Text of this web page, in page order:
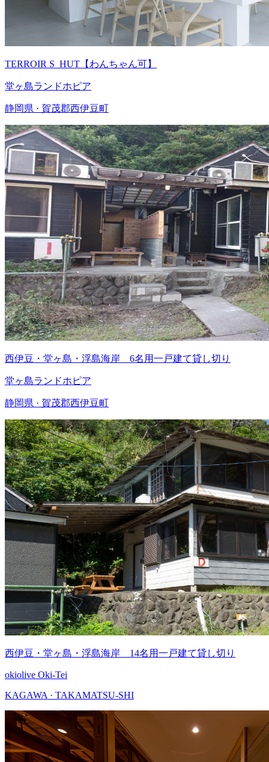
TERROIR S_HUT【わんちゃん可】
堂ヶ島ランドホピア
静岡県 · 賀茂郡西伊豆町
西伊豆・堂ヶ島・浮島海岸 6名用一戸建て貸し切り
堂ヶ島ランドホピア
静岡県 · 賀茂郡西伊豆町
西伊豆・堂ヶ島・浮島海岸 14名用一戸建て貸し切り
okiolive Oki-Tei
KAGAWA · TAKAMATSU-SHI